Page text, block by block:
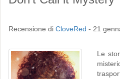
Recensione di CloveRed - 21
Le